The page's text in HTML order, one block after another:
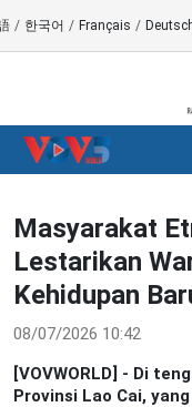
/ 한국어 / Français /
Masyarakat
Lestarikan
Kehidupan
08/07/2026 10:42
[VOVWORLD] - Di
Provinsi Lao Cai,